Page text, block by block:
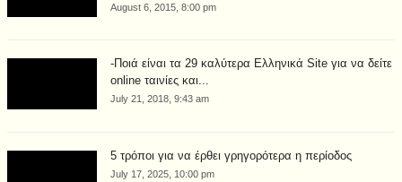
August 6, 2015, 8:00 pm
-Ποιά είναι τα 29 καλύτερα Ελληνικά Site για να δείτε
online ταινίες και...
July 21, 2018, 9:43 am
5 τρόποι για να έρθει γρηγορότερα η περίοδος
July 17, 2025, 10:00 pm